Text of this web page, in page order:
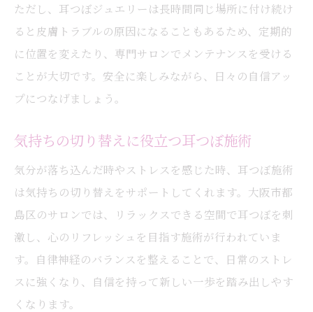
ただし、耳つぼジュエリーは長時間同じ場所に付け続け
ると皮膚トラブルの原因になることもあるため、定期的
に位置を変えたり、専門サロンでメンテナンスを受ける
ことが大切です。安全に楽しみながら、日々の自信アッ
プにつなげましょう。
気持ちの切り替えに役立つ耳つぼ施術
気分が落ち込んだ時やストレスを感じた時、耳つぼ施術
は気持ちの切り替えをサポートしてくれます。大阪市都
島区のサロンでは、リラックスできる空間で耳つぼを刺
激し、心のリフレッシュを目指す施術が行われていま
す。自律神経のバランスを整えることで、日常のストレ
スに強くなり、自信を持って新しい一歩を踏み出しやす
くなります。